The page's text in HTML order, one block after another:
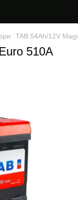
TAB 54Ah/12V
510A